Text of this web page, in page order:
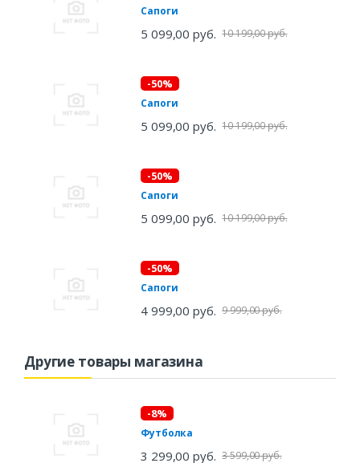
Сапоги
5 099,00 руб. 10 199,00 руб.
-50%
Сапоги
5 099,00 руб. 10 199,00 руб.
-50%
Сапоги
5 099,00 руб. 10 199,00 руб.
-50%
Сапоги
4 999,00 руб. 9 999,00 руб.
Другие товары магазина
-8%
Футболка
3 299,00 руб. 3 599,00 руб.